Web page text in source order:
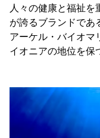
人々の健康と福祉
が誇るブランドであ
アーケル・バイオマ
イオニアの地位を保